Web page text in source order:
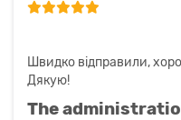
Швидко відправили,
Дякую!
The